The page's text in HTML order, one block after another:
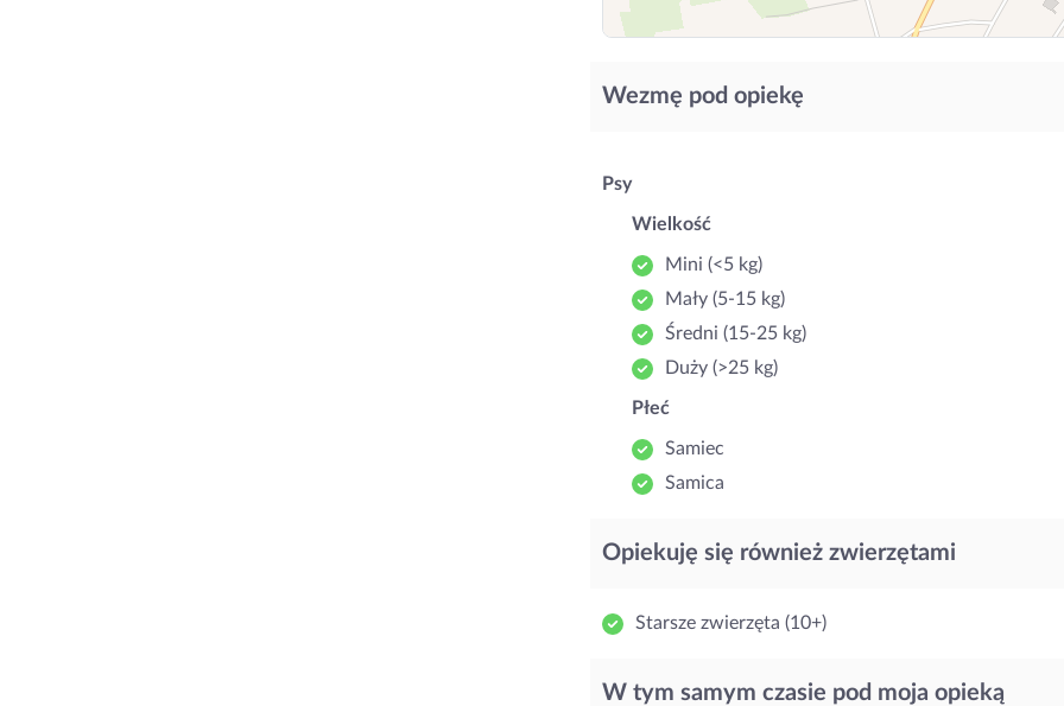
Wezmę pod opiekę
Psy
Wielkość
Mini (<5 kg)
Mały (5‑15 kg)
Średni (15‑25 kg)
Duży (>25 kg)
Płeć
Samiec
Samica
Opiekuję się również zwierzętami
Starsze zwierzęta (10+)
W tym samym czasie pod moja opieką